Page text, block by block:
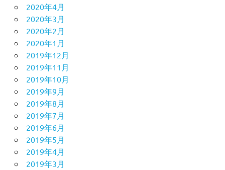
2020年4月
2020年3月
2020年2月
2020年1月
2019年12月
2019年11月
2019年10月
2019年9月
2019年8月
2019年7月
2019年6月
2019年5月
2019年4月
2019年3月